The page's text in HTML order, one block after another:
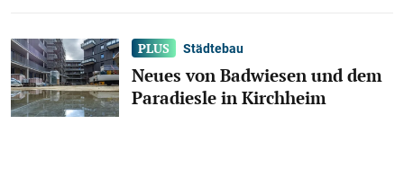
Städtebau
Neues von Badwiesen und dem
Paradiesle in Kirchheim